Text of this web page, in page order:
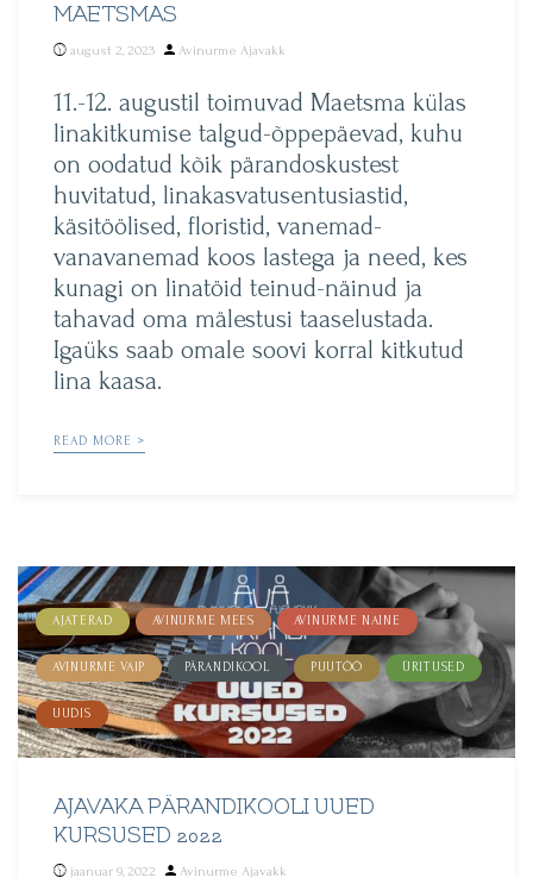
MAETSMAS
august 2, 2023
Posted
Avinurme Ajavakk
11.-12. augustil toimuvad Maetsma külas
linakitkumise talgud-õppepäevad, kuhu
on oodatud kõik pärandoskustest
huvitatud, linakasvatusentusiastid,
käsitöölised, floristid, vanemad-
vanavanemad koos lastega ja need, kes
kunagi on linatöid teinud-näinud ja
tahavad oma mälestusi taaselustada.
Igaüks saab omale soovi korral kitkutud
lina kaasa.
READ MORE >
AJATERAD AVINURME MEES AVINURME NAINE
AVINURME VAIP PÄRANDIKOOL PUUTÖÖ ÜRITUSED
UUDIS
AJAVAKA PÄRANDIKOOLI UUED
KURSUSED 2022
jaanuar 9, 2022 Posted
Avinurme Ajavakk